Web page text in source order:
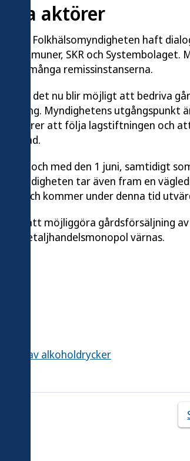
aktörer
har Folkhälsomyndigheten haft
kommuner, SKR och Systembolaget.
de många remissinstanserna.
av att det nu blir möjligt att bedriva
Myndighetens utgångspunkt
aktörer att följa lagstiftningen och
från och med den 1 juni, samtidigt
tar även fram en
år och kommer under denna tid
är att möjliggöra gårdsförsäljning
detaljhandelsmonopol värnas.
av alkoholdrycker